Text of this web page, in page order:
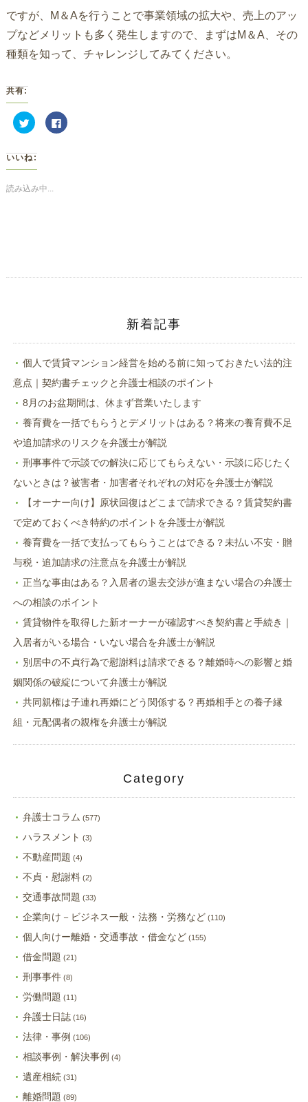
ですが、M＆Aを行うことで事業領域の拡大や、売上のアッ
プなどメリットも多く発生しますので、まずはM＆A、その
種類を知って、チャレンジしてみてください。
共有:
ク
リ
し
て
Twitter
共
有
開
Facebook
で
し
開
ま
す)
いいね:
読み込み中...
新着記事
個人で賃貸マンション経営を始める前に知っておきたい法的注
意点｜契約書チェックと弁護士相談のポイント
8月のお盆期間は、休まず営業いたします
養育費を一括でもらうとデメリットはある？将来の養育費不足
や追加請求のリスクを弁護士が解説
刑事事件で示談での解決に応じてもらえない・示談に応じたく
ないときは？被害者・加害者それぞれの対応を弁護士が解説
【オーナー向け】原状回復はどこまで請求できる？賃貸契約書
で定めておくべき特約のポイントを弁護士が解説
養育費を一括で支払ってもらうことはできる？未払い不安・贈
与税・追加請求の注意点を弁護士が解説
正当な事由はある？入居者の退去交渉が進まない場合の弁護士
への相談のポイント
賃貸物件を取得した新オーナーが確認すべき契約書と手続き｜
入居者がいる場合・いない場合を弁護士が解説
別居中の不貞行為で慰謝料は請求できる？離婚時への影響と婚
姻関係の破綻について弁護士が解説
共同親権は子連れ再婚にどう関係する？再婚相手との養子縁
組・元配偶者の親権を弁護士が解説
Category
弁護士コラム (577)
ハラスメント (3)
不動産問題 (4)
不貞・慰謝料(2)
交通事故問題 (33)
企業向け－ビジネス一般・法務・労務など(110)
個人向けー離婚・交通事故・借金など(155)
借金問題 (21)
刑事事件(8)
労働問題 (11)
弁護士日誌(16)
法律・事例 (106)
相談事例・解決事例 (4)
遺産相続(31)
離婚問題 (89)